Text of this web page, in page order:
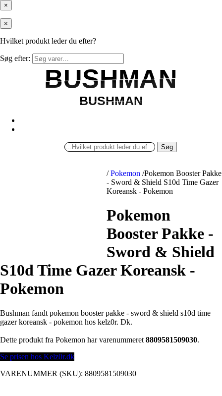
×
×
Hvilket produkt leder du efter?
Søg efter:
BUSHMAN
BUSHMAN
BUSHMAN
BUSHMAN
Søg
/ Pokemon /Pokemon Booster Pakke
- Sword & Shield S10d Time Gazer
Koreansk - Pokemon
Pokemon
Booster Pakke -
Sword & Shield
S10d Time Gazer Koreansk -
Pokemon
Bushman fandt pokemon booster pakke - sword & shield s10d time
gazer koreansk - pokemon hos kelz0r. Dk.
Dette produkt fra Pokemon har varenummeret 8809581509030.
Se prisen hos Kelz0r.dk
VARENUMMER (SKU): 8809581509030